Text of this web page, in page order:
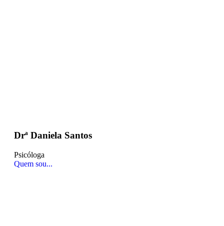
Drª Daniela Santos
Psicóloga
Quem sou...